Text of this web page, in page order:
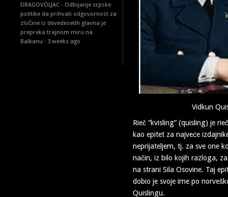
DRAGOVOLJAC - Odbijanje srpske
politike da prihvati odgovornost za
zločine iz devedesetih glavna je
prepreka trajnom miru na
Balkanu · 3 weeks ago
Vidkun
Rieč “kvisling” (quisling) je
kao epitet za najveće
neprijateljem, tj. za sve one
način, iz bilo kojih razloga,
na strani Sila Osovine. Taj
dobio je svoje ime po
Quislingu.